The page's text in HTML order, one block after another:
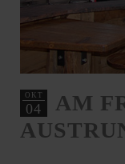
OKT
04
AM